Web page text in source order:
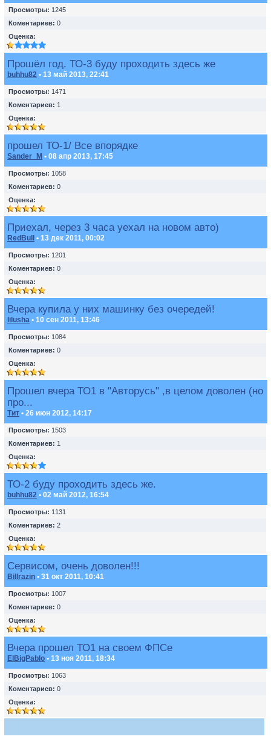
Просмотры: 1245
Коментариев: 0
Оценка:
Прошёл год. ТО-3 буду проходить здесь же
buhhu82 • 13 май 2013, 22:41
Просмотры: 1471
Коментариев: 1
Оценка:
прошел ТО-1/ Все впорядке
Sander_M • 08 апр 2013, 17:45
Просмотры: 1058
Коментариев: 0
Оценка:
Приехал, через 3 часа уехал на новом авто)
RedBull • 13 дек 2011, 00:02
Просмотры: 1201
Коментариев: 0
Оценка:
Вчера купила у них машинку без очередей!
lilusha • 10 сен 2011, 13:46
Просмотры: 1084
Коментариев: 0
Оценка:
Прошел вчера ТО1 в "Авторусь" ,в целом доволен (но
про...
Тит • 26 июн 2012, 14:17
Просмотры: 1503
Коментариев: 1
Оценка:
ТО-2 буду проходить здесь же.
buhhu82 • 02 май 2012, 16:54
Просмотры: 1131
Коментариев: 2
Оценка:
Сервисом, очень доволен!!!
Billrazin • 31 окт 2011, 10:41
Просмотры: 1007
Коментариев: 0
Оценка:
Вчера прошел ТО1 на своем ФПСе
ElBigPablo • 13 ноя 2011, 18:34
Просмотры: 1063
Коментариев: 0
Оценка: